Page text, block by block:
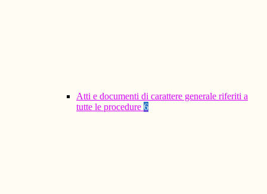
Atti e documenti di carattere generale riferiti a
tutte le procedure 6